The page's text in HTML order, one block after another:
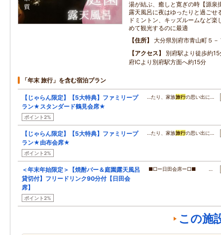
湯が結ぶ、癒しと寛ぎの時【源泉
露天風呂に夜はゆったりと過ごせ
ドミントン、キッズルームなど
めて観光するのに最適
住所
大分県別府市青山町５－
アクセス
別府駅より徒歩約
府ICより別府駅方面へ約15分
「年末 旅行」を含む宿泊プラン
【じゃらん限定】【5大特典】ファミリープ
ラン★スタンダード鶴見会席★
ポイント2%
…たり、家族旅行の思い出に…
【じゃらん限定】【5大特典】ファミリープ
ラン★由布会席★
ポイント2%
…たり、家族旅行の思い出に…
＜年末年始限定＞【焼酎バー＆庭園露天風呂
貸切付】フリードリンク90分付【日田会
席】
ポイント2%
■□ー日田会席ー□■ …
この施